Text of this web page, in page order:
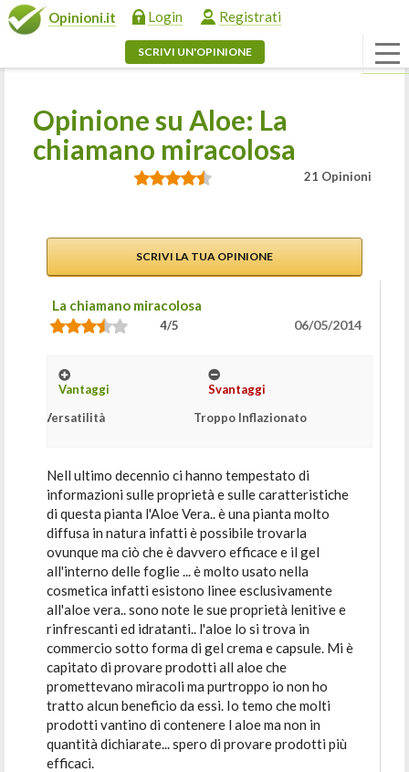
Opinioni.it Login Registrati
SCRIVI UN'OPINIONE
Opinione su Aloe: La
chiamano miracolosa
21 Opinioni
SCRIVI LA TUA OPINIONE
La chiamano miracolosa
4/5 06/05/2014
Vantaggi
Versatilità
Svantaggi
Troppo Inflazionato
Nell ultimo decennio ci hanno tempestato di
informazioni sulle proprietà e sulle caratteristiche
di questa pianta l'Aloe Vera.. è una pianta molto
diffusa in natura infatti è possibile trovarla
ovunque ma ciò che è davvero efficace e il gel
all'interno delle foglie ... è molto usato nella
cosmetica infatti esistono linee esclusivamente
all'aloe vera.. sono note le sue proprietà lenitive e
rinfrescanti ed idratanti.. l'aloe lo si trova in
commercio sotto forma di gel crema e capsule. Mi è
capitato di provare prodotti all aloe che
promettevano miracoli ma purtroppo io non ho
tratto alcun beneficio da essi. Io temo che molti
prodotti vantino di contenere l aloe ma non in
quantità dichiarate... spero di provare prodotti più
efficaci.